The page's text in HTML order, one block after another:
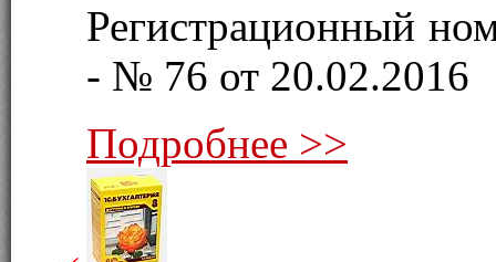
Регистрационный
- № 76 от 20.02.2016
Подробнее >>